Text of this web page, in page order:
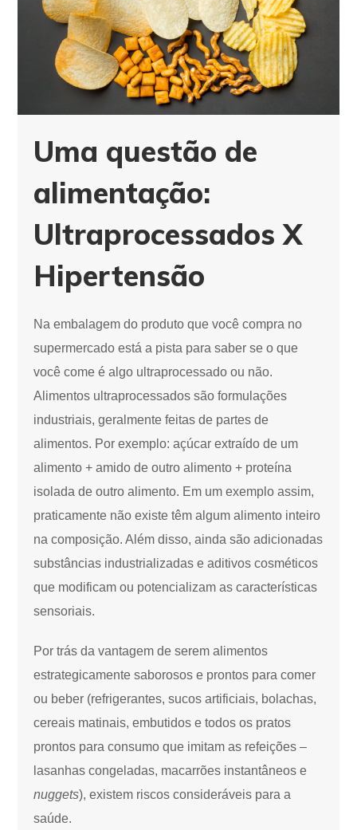
Uma questão de
alimentação:
Ultraprocessados X
Hipertensão
Na embalagem do produto que você compra no
supermercado está a pista para saber se o que
você come é algo ultraprocessado ou não.
Alimentos ultraprocessados são formulações
industriais, geralmente feitas de partes de
alimentos. Por exemplo: açúcar extraído de um
alimento + amido de outro alimento + proteína
isolada de outro alimento. Em um exemplo assim,
praticamente não existe têm algum alimento inteiro
na composição. Além disso, ainda são adicionadas
substâncias industrializadas e aditivos cosméticos
que modificam ou potencializam as características
sensoriais.
Por trás da vantagem de serem alimentos
estrategicamente saborosos e prontos para comer
ou beber (refrigerantes, sucos artificiais, bolachas,
cereais matinais, embutidos e todos os pratos
prontos para consumo que imitam as refeições –
lasanhas congeladas, macarrões instantâneos e
nuggets), existem riscos consideráveis para a
saúde.